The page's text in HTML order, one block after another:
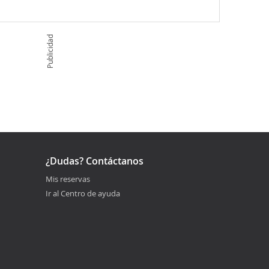
Publicidad
¿Dudas? Contáctanos
Mis reservas
Ir al Centro de ayuda